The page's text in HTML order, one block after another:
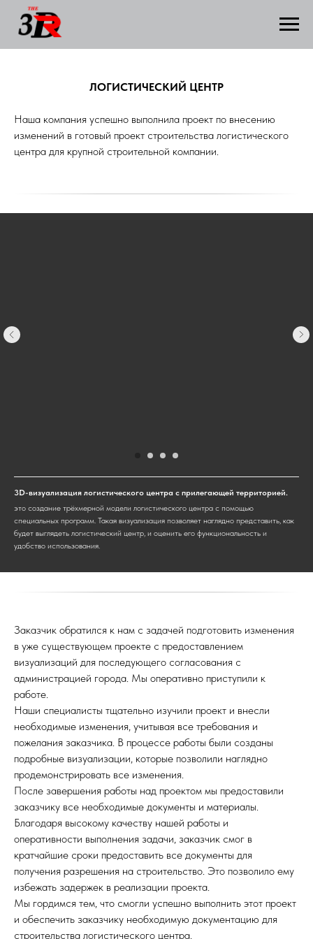
ЛОГИСТИЧЕСКИЙ ЦЕНТР
Наша компания успешно выполнила проект по внесению
изменений в готовый проект строительства логистического
центра для крупной строительной компании.
3D-визуализация логистического центра с прилегающей территорией.
это создание трёхмерной модели логистического центра с помощью
специальных программ. Такая визуализация позволяет наглядно представить, как
будет выглядеть логистический центр, и оценить его функциональность и
удобство использования.
Заказчик обратился к нам с задачей подготовить изменения
в уже существующем проекте с предоставлением
визуализаций для последующего согласования с
администрацией города. Мы оперативно приступили к
работе.
Наши специалисты тщательно изучили проект и внесли
необходимые изменения, учитывая все требования и
пожелания заказчика. В процессе работы были созданы
подробные визуализации, которые позволили наглядно
продемонстрировать все изменения.
После завершения работы над проектом мы предоставили
заказчику все необходимые документы и материалы.
Благодаря высокому качеству нашей работы и
оперативности выполнения задачи, заказчик смог в
кратчайшие сроки предоставить все документы для
получения разрешения на строительство. Это позволило ему
избежать задержек в реализации проекта.
Мы гордимся тем, что смогли успешно выполнить этот проект
и обеспечить заказчику необходимую документацию для
строительства логистического центра.